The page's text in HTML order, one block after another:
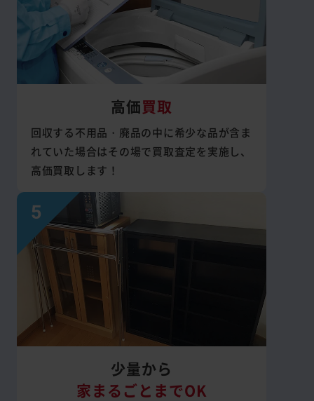
高価買取
回収する不用品・廃品の中に希少な品が含ま
れていた場合はその場で買取査定を実施し、
高価買取します！
少量から
家まるごとまでOK